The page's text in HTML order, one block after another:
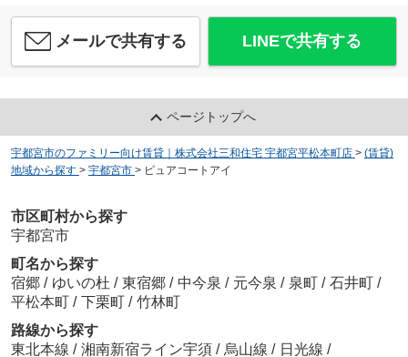
約887m／12分
メゾン・ド・シャルマン
ルミエール Ｂ
5.9万円
メールで共有する LINEで共有する
ページトップへ
宇都宮市のファミリー向け賃貸｜株式会社三和住宅 宇都宮平松本町店 > (賃貸)
地域から探す > 宇都宮市 > ピュアコートアイ
市区町村から探す
宇都宮市
町名から探す
宿郷 / ゆいの杜 / 東宿郷 / 中今泉 / 元今泉 / 泉町 / 石井町 /
平松本町 / 下栗町 / 竹林町
路線から探す
東北本線 / 湘南新宿ライン宇須 / 烏山線 / 日光線 /